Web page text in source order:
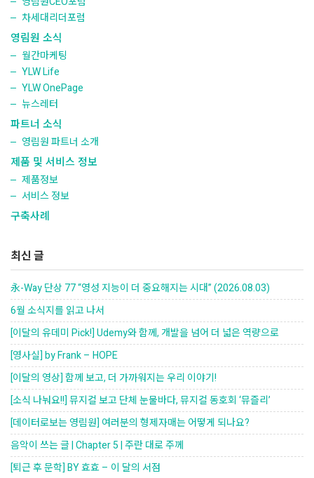
차세대리더포럼
영림원 소식
월간마케팅
YLW Life
YLW OnePage
뉴스레터
파트너 소식
영림원 파트너 소개
제품 및 서비스 정보
제품정보
서비스 정보
구축사례
최신 글
永-Way 단상 77 “영성 지능이 더 중요해지는 시대” (2026.08.03)
6월 소식지를 읽고 나서
[이달의 유데미 Pick!] Udemy와 함께, 개발을 넘어 더 넓은 역량으로
[영사실] by Frank – HOPE
[이달의 영상] 함께 보고, 더 가까워지는 우리 이야기!
[소식 나눠요!!] 뮤지컬 보고 단체 눈물바다, 뮤지컬 동호회 ‘뮤즐리’
[데이터로보는 영림원] 여러분의 형제자매는 어떻게 되나요?
음악이 쓰는 글 | Chapter 5 | 주란 대로 주께
[퇴근 후 문학] BY 효효 – 이 달의 서점